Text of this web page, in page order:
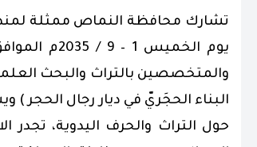
تشارك محافظة النماص ممثلة
والمتخصصين بالتراث والبحث
البناء الحجَريّ في ديار رجال الحجر
حول التراث والحرف اليدوية،